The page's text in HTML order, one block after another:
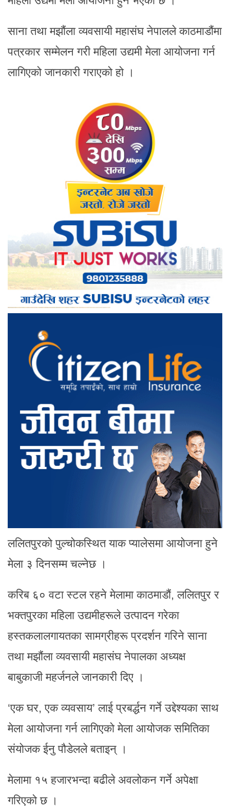
साना तथा मझौंला व्यवसायी महासंघ नेपालले काठमाडौंमा
पत्रकार सम्मेलन गरी महिला उद्यमी मेला आयोजना गर्न
लागिएको जानकारी गराएको हो ।
ललितपुरको पुल्चोकस्थित याक प्यालेसमा आयोजना हुने
मेला ३ दिनसम्म चल्नेछ ।
करिब ६० वटा स्टल रहने मेलामा काठमाडौं, ललितपुर र
भक्तपुरका महिला उद्यमीहरूले उत्पादन गरेका
हस्तकलालगायतका सामग्रीहरू प्रदर्शन गरिने साना
तथा मझौंला व्यवसायी महासंघ नेपालका अध्यक्ष
बाबुकाजी महर्जनले जानकारी दिए ।
‘एक घर, एक व्यवसाय’ लाई प्रबर्द्धन गर्ने उद्देश्यका साथ
मेला आयोजना गर्न लागिएको मेला आयोजक समितिका
संयोजक ईनु पौडेलले बताइन् ।
मेलामा १५ हजारभन्दा बढीले अवलोकन गर्ने अपेक्षा
गरिएको छ ।